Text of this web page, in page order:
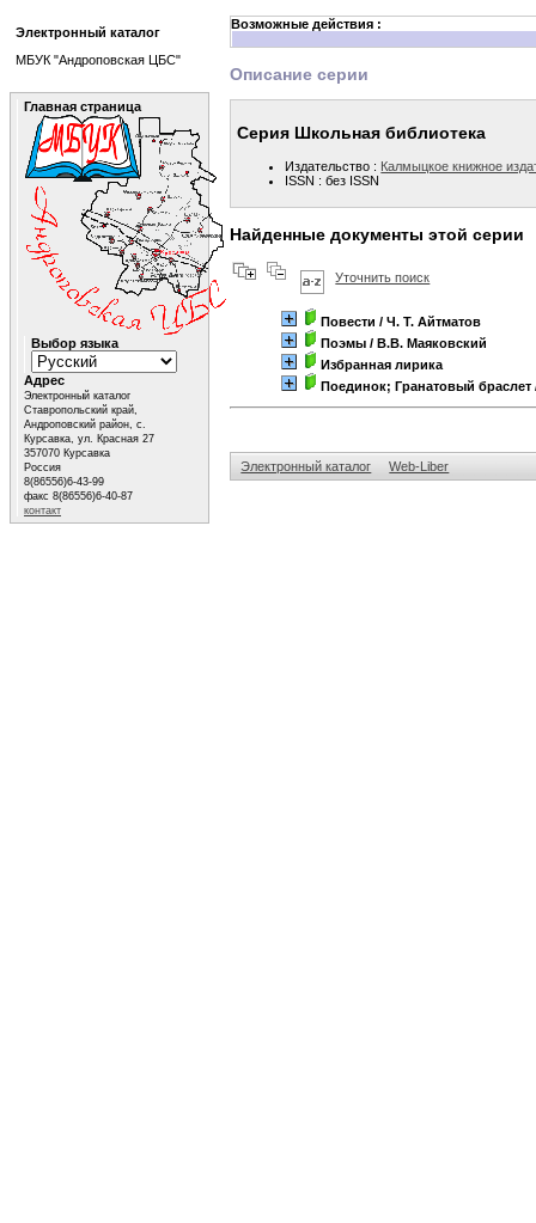
Возможные действия :
Описание серии
Серия Школьная библиотека
Издательство : Калмыцкое книжное
ISSN : без ISSN
Найденные документы этой серии
Уточнить поиск
Повести / Ч. Т. Айтматов
Поэмы / В.В. Маяковский
Избранная лирика
Поединок; Гранатовый браслет
Электронный каталог Web-Liber
Электронный каталог
МБУК "Андроповская ЦБС"
Главная страница
Выбор языка
Адрес
Электронный каталог
Ставропольский край,
Андроповский район, с.
Курсавка, ул. Красная 27
357070 Курсавка
Россия
8(86556)6-43-99
факс 8(86556)6-40-87
контакт